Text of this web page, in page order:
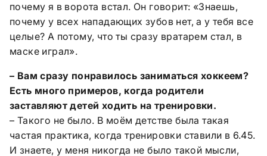
почему я в ворота встал. Он говорит: «Знаешь,
почему у всех нападающих зубов нет, а у тебя все
целые? А потому, что ты сразу вратарем стал, в
маске играл».
– Вам сразу понравилось заниматься хоккеем?
Есть много примеров, когда родители
заставляют детей ходить на тренировки.
– Такого не было. В моём детстве была такая
частая практика, когда тренировки ставили в 6.45.
И знаете, у меня никогда не было такой мысли,